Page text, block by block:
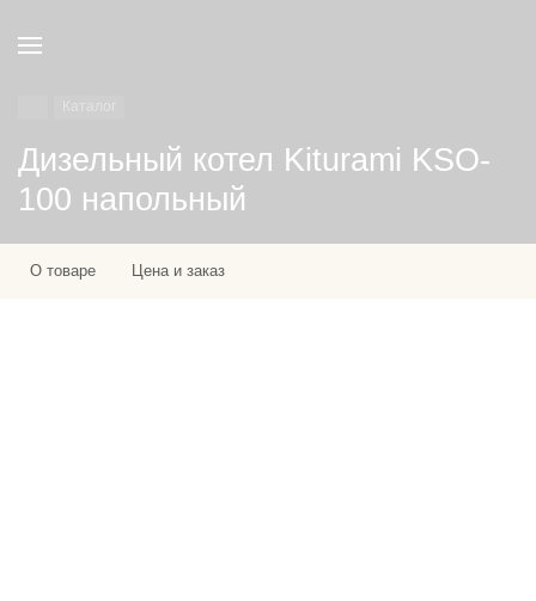
Дизельный котел Kiturami KSO-
100 напольный
О товаре Цена и заказ